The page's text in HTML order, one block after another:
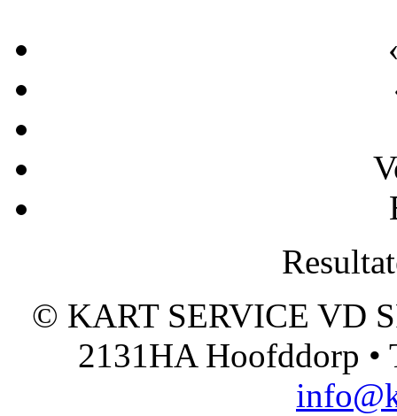
© KART SERVICE VD
2131HA Hoofddorp •